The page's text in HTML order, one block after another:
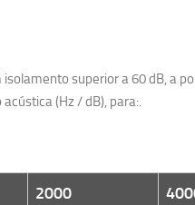
superior a 60 dB, a
(Hz / dB), para:.
2000